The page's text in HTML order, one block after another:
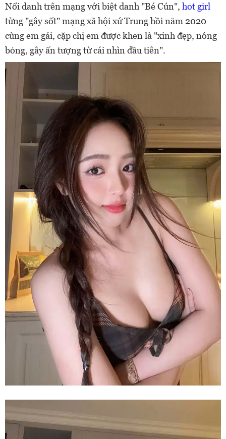
Nổi danh trên mạng với biệt danh "Bé Cún", hot girl
từng "gây sốt" mạng xã hội xứ Trung hồi năm 2020
cùng em gái, cặp chị em được khen là "xinh đẹp, nóng
bỏng, gây ấn tượng từ cái nhìn đầu tiên".